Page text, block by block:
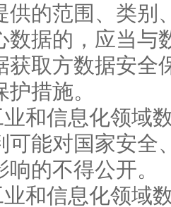
供的范围、类别
数据的，应当与
获取方数据安全
措施。
和信息化领域
可能对国家安全
的不得公开。
和信息化领域